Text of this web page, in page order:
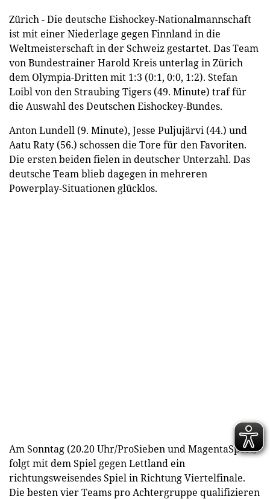
Zürich - Die deutsche Eishockey-Nationalmannschaft
ist mit einer Niederlage gegen Finnland in die
Weltmeisterschaft in der Schweiz gestartet. Das Team
von Bundestrainer Harold Kreis unterlag in Zürich
dem Olympia-Dritten mit 1:3 (0:1, 0:0, 1:2). Stefan
Loibl von den Straubing Tigers (49. Minute) traf für
die Auswahl des Deutschen Eishockey-Bundes.
Anton Lundell (9. Minute), Jesse Puljujärvi (44.) und
Aatu Raty (56.) schossen die Tore für den Favoriten.
Die ersten beiden fielen in deutscher Unterzahl. Das
deutsche Team blieb dagegen in mehreren
Powerplay-Situationen glücklos.
Am Sonntag (20.20 Uhr/ProSieben und MagentaSport)
folgt mit dem Spiel gegen Lettland ein
richtungsweisendes Spiel in Richtung Viertelfinale.
Die besten vier Teams pro Achtergruppe qualifizieren